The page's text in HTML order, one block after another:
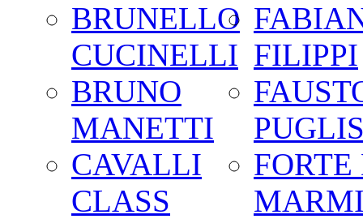
BRUNELLO
CUCINELLI
BRUNO
MANETTI
CAVALLI
CLASS
FILIPPI
FORTE